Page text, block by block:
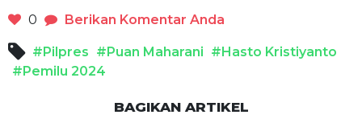
0 Berikan Komentar Anda
#Pilpres #Puan Maharani #Hasto Kristiyanto
#Pemilu 2024
BAGIKAN ARTIKEL